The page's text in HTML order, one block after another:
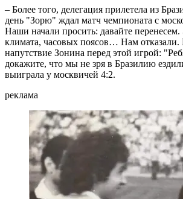
– Более того, делегация прилетела из
день "Зорю" ждал матч чемпионата с
Наши начали просить: давайте
климата, часовых поясов… Нам отказали.
напутствие Зонина перед этой игрой:
докажите, что мы не зря в Бразилию
выиграла у москвичей 4:2.
реклама